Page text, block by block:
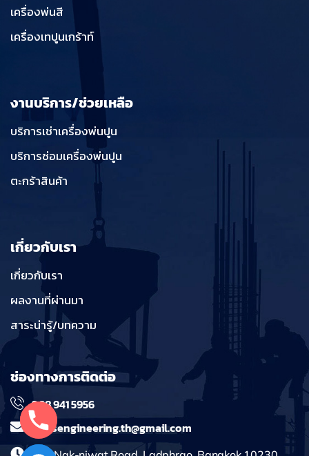
เครื่องพ่นสี
เครื่องเทปูนเกร้าท์
งานบริการ/ช่วยเหลือ
บริการเช่าเครื่องพ่นปูน
บริการซ่อมเครื่องพ่นปูน
ตะกร้าสินค้า
เกี่ยวกับเรา
เกี่ยวกับเรา
ผลงานที่ผ่านมา
สาระน่ารู้/บทความ
ช่องทางการติดต่อ
098 941 5956
massengineering.th@gmail.com